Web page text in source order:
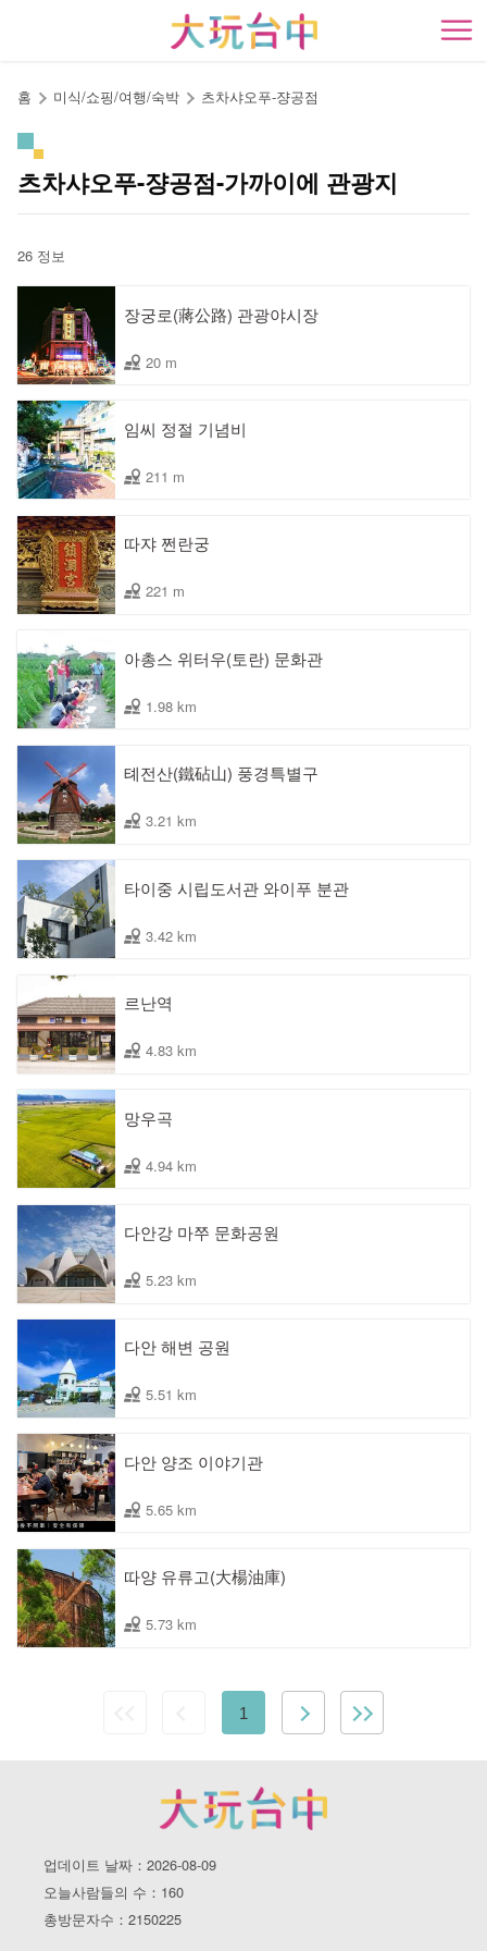
開
홈 미식/쇼핑/여행/숙박 츠차샤오푸-쟝공점
츠차샤오푸-쟝공점-가까이에 관광지
26 정보
장궁로(蔣公路) 관광야시장
20 m
임씨 정절 기념비
211 m
따쟈 쩐란궁
221 m
아총스 위터우(토란) 문화관
1.98 km
톄전산(鐵砧山) 풍경특별구
3.21 km
타이중 시립도서관 와이푸 분관
3.42 km
르난역
4.83 km
망우곡
4.94 km
다안강 마쭈 문화공원
5.23 km
다안 해변 공원
5.51 km
다안 양조 이야기관
5.65 km
따양 유류고(大楊油庫)
5.73 km
1
업데이트 날짜：2026-08-09
오늘사람들의 수：160
총방문자수：2150225